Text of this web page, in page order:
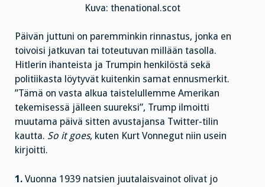
Kuva: thenational.scot
Päivän juttuni on paremminkin rinnastus, jonka en
toivoisi jatkuvan tai toteutuvan millään tasolla.
Hitlerin ihanteista ja Trumpin henkilöstä sekä
politiikasta löytyvät kuitenkin samat ennusmerkit.
”Tämä on vasta alkua taistelullemme Amerikan
tekemisessä jälleen suureksi”, Trump ilmoitti
muutama päivä sitten avustajansa Twitter-tilin
kautta. So it goes, kuten Kurt Vonnegut niin usein
kirjoitti.
1. Vuonna 1939 natsien juutalaisvainot olivat jo